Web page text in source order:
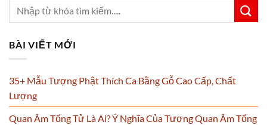
BÀI VIẾT MỚI
35+ Mẫu Tượng Phật Thích Ca Bằng Gỗ Cao Cấp, Chất
Lượng
Quan Âm Tống Tử Là Ai? Ý Nghĩa Của Tượng Quan Âm Tống